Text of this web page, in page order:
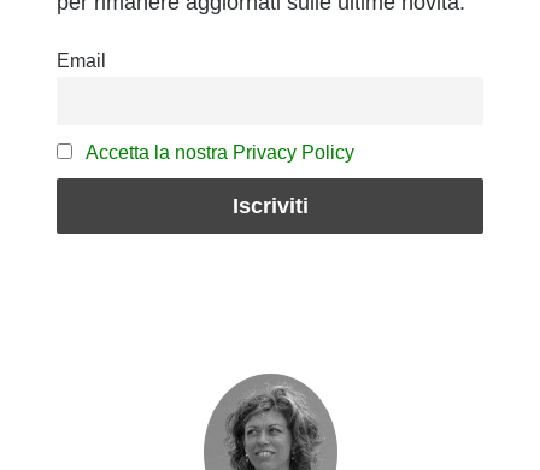
Email
Accetta la nostra Privacy Policy